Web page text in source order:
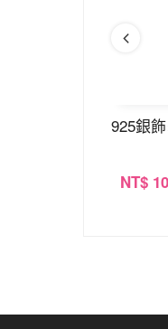
925銀
NT$